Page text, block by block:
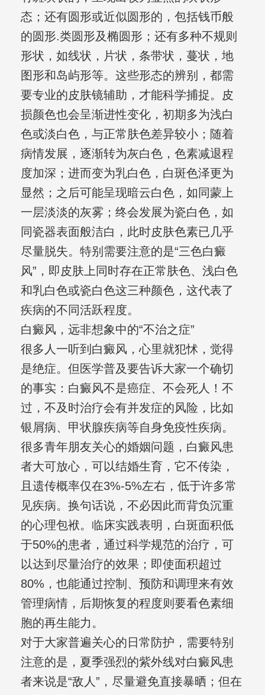
态；还有圆形或近似圆形的，包括钱币般
的圆形.类圆形及椭圆形；还有多种不规则
形状，如线状，片状，条带状，蔓状，地
图形和岛屿形等。这些形态的辨别，都需
要专业的皮肤镜辅助，才能科学捕捉。皮
损颜色也会呈渐进性变化，初期多为浅白
色或淡白色，与正常肤色差异较小；随着
病情发展，逐渐转为灰白色，色素减退程
度加深；进而变为乳白色，白斑色泽更为
显然；之后可能呈现暗云白色，如同蒙上
一层淡淡的灰雾；终会发展为瓷白色，如
同瓷器表面般洁白，此时皮肤色素已几乎
尽量脱失。特别需要注意的是“三色白癜
风”，即皮肤上同时存在正常肤色、浅白色
和乳白色或瓷白色这三种颜色，这代表了
疾病的不同活跃程度。
白癜风，远非想象中的“不治之症”
很多人一听到白癜风，心里就犯怵，觉得
是绝症。但医学普及要告诉大家一个确切
的事实：白癜风不是癌症、不会死人！不
过，不及时治疗会有并发症的风险，比如
银屑病、甲状腺疾病等自身免疫性疾病。
很多青年朋友关心的婚姻问题，白癜风患
者大可放心，可以结婚生育，它不传染，
且遗传概率仅在3%-5%左右，低于许多常
见疾病。换句话说，不必因此而背负沉重
的心理包袱。临床实践表明，白斑面积低
于50%的患者，通过科学规范的治疗，可
以达到尽量治疗的效果；即使面积超过
80%，也能通过控制、预防和调理来有效
管理病情，后期恢复的程度则要看色素细
胞的再生能力。
对于大家普遍关心的日常防护，需要特别
注意的是，夏季强烈的紫外线对白癜风患
者来说是“敌人”，尽量避免直接暴晒；但在